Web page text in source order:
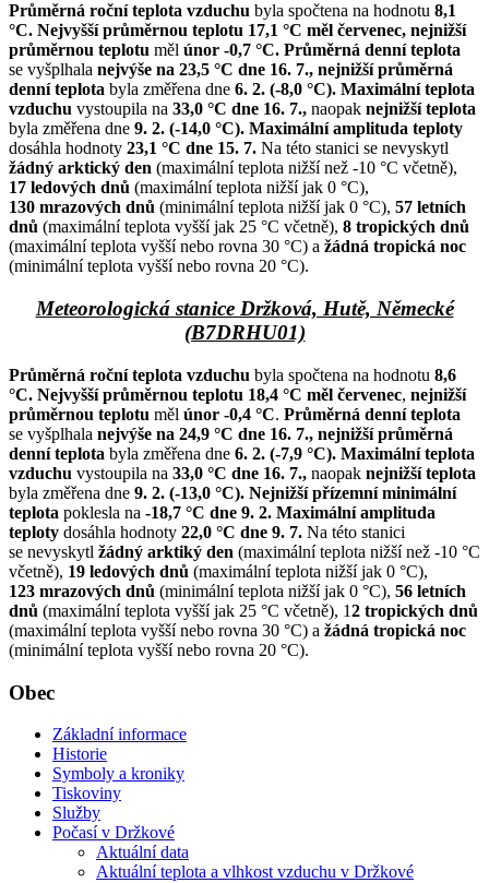
Průměrná roční teplota vzduchu byla spočtena na hodnotu 8,1
°C. Nejvyšší průměrnou teplotu 17,1 °C měl červenec, nejnižší
průměrnou teplotu měl únor -0,7 °C. Průměrná denní teplota
se vyšplhala nejvýše na 23,5 °C dne 16. 7., nejnižší průměrná
denní teplota byla změřena dne 6. 2. (-8,0 °C). Maximální teplota
vzduchu vystoupila na 33,0 °C dne 16. 7., naopak nejnižší teplota
byla změřena dne 9. 2. (-14,0 °C). Maximální amplituda teploty
dosáhla hodnoty 23,1 °C dne 15. 7. Na této stanici se nevyskytl
žádný arktický den (maximální teplota nižší než -10 °C včetně),
17 ledových dnů (maximální teplota nižší jak 0 °C),
130 mrazových dnů (minimální teplota nižší jak 0 °C), 57 letních
dnů (maximální teplota vyšší jak 25 °C včetně), 8 tropických dnů
(maximální teplota vyšší nebo rovna 30 °C) a žádná tropická noc
(minimální teplota vyšší nebo rovna 20 °C).
Meteorologická stanice Držková, Hutě, Německé
(B7DRHU01)
Průměrná roční teplota vzduchu byla spočtena na hodnotu 8,6
°C. Nejvyšší průměrnou teplotu 18,4 °C měl červenec, nejnižší
průměrnou teplotu měl únor -0,4 °C. Průměrná denní teplota
se vyšplhala nejvýše na 24,9 °C dne 16. 7., nejnižší průměrná
denní teplota byla změřena dne 6. 2. (-7,9 °C). Maximální teplota
vzduchu vystoupila na 33,0 °C dne 16. 7., naopak nejnižší teplota
byla změřena dne 9. 2. (-13,0 °C). Nejnižší přízemní minimální
teplota poklesla na -18,7 °C dne 9. 2. Maximální amplituda
teploty dosáhla hodnoty 22,0 °C dne 9. 7. Na této stanici
se nevyskytl žádný arktiký den (maximální teplota nižší než -10 °C
včetně), 19 ledových dnů (maximální teplota nižší jak 0 °C),
123 mrazových dnů (minimální teplota nižší jak 0 °C), 56 letních
dnů (maximální teplota vyšší jak 25 °C včetně), 12 tropických dnů
(maximální teplota vyšší nebo rovna 30 °C) a žádná tropická noc
(minimální teplota vyšší nebo rovna 20 °C).
Obec
Základní informace
Historie
Symboly a kroniky
Tiskoviny
Služby
Počasí v Držkové
Aktuální data
Aktuální teplota a vlhkost vzduchu v Držkové